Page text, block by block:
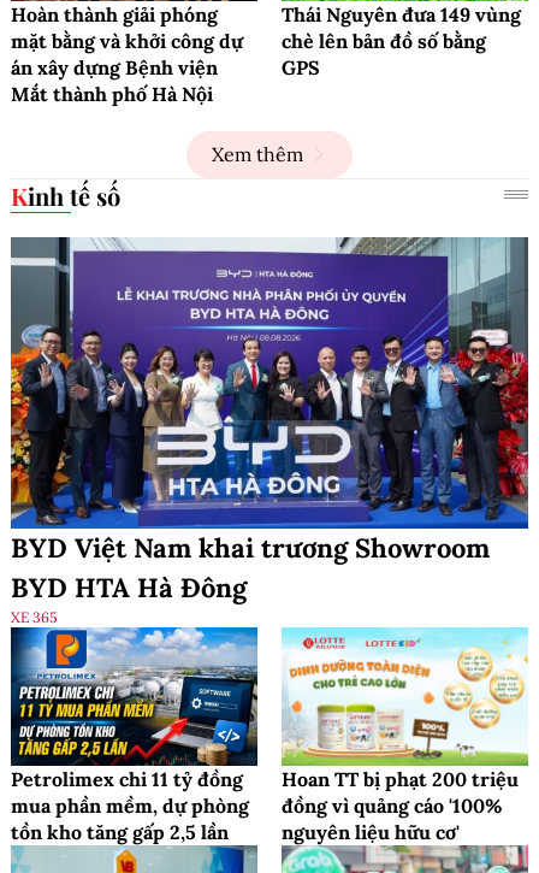
Hoàn thành giải phóng
mặt bằng và khởi công dự
án xây dựng Bệnh viện
Mắt thành phố Hà Nội
Thái Nguyên đưa 149 vùng
chè lên bản đồ số bằng
GPS
Xem thêm
Kinh tế số
BYD Việt Nam khai trương Showroom
BYD HTA Hà Đông
XE 365
Petrolimex chi 11 tỷ đồng
mua phần mềm, dự phòng
tồn kho tăng gấp 2,5 lần
Hoan TT bị phạt 200 triệu
đồng vì quảng cáo '100%
nguyên liệu hữu cơ'